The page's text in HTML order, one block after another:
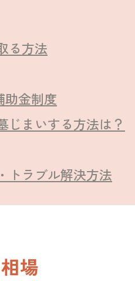
る方法
助金制度
じまいする方法は？
トラブル解決方法
場